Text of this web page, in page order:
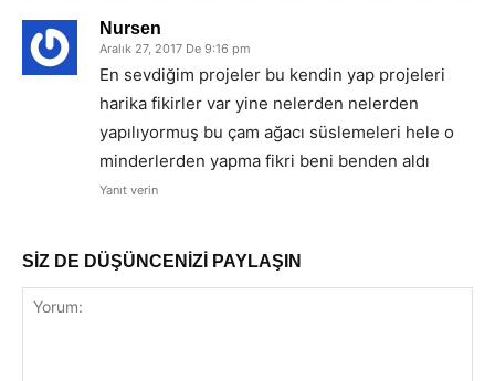
Nursen
Aralık 27, 2017 De 9:16 pm
En sevdiğim projeler bu kendin yap projeleri
harika fikirler var yine nelerden nelerden
yapılıyormuş bu çam ağacı süslemeleri hele o
minderlerden yapma fikri beni benden aldı
Yanıt verin
SİZ DE DÜŞÜNCENİZİ PAYLAŞIN